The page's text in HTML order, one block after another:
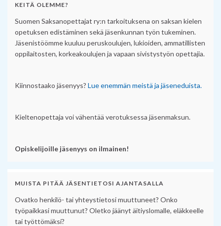
KEITÄ OLEMME?
Suomen Saksanopettajat ry:n tarkoituksena on saksan kielen
opetuksen edistäminen sekä jäsenkunnan työn tukeminen.
Jäsenistöömme kuuluu peruskoulujen, lukioiden, ammatillisten
oppilaitosten, korkeakoulujen ja vapaan sivistystyön opettajia.
Kiinnostaako jäsenyys? Lue enemmän meistä ja jäseneduista.
Kieltenopettaja voi vähentää verotuksessa jäsenmaksun.
Opiskelijoille jäsenyys on ilmainen!
MUISTA PITÄÄ JÄSENTIETOSI AJANTASALLA
Ovatko henkilö- tai yhteystietosi muuttuneet? Onko
työpaikkasi muuttunut? Oletko jäänyt äitiyslomalle, eläkkeelle
tai työttömäksi?